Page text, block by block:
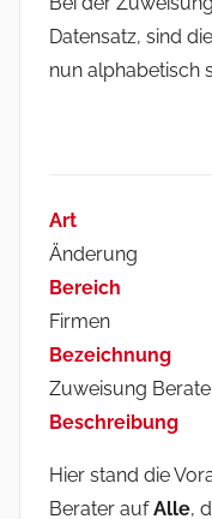
Datensatz, sind
nun alphabetisch
Art
Änderung
Bereich
Firmen
Bezeichnung
Zuweisung
Beschreibung
Hier stand die
Berater aufAlle,